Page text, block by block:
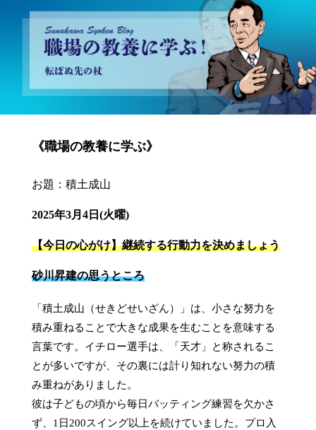
砂川昇建会長ブログ 職場の教養に学ぶ！～転ばぬ先の杖～
《職場の教養に学ぶ》
お題：積土成山
2025年3月4日(火曜)
【今日の心がけ】継続する行動力を決めましょう
砂川昇建の思うところ
「積土成山（せきどせいざん）」は、小さな努力を
積み重ねることで大きな成果を生むことを意味する
言葉です。イチロー選手は、「天才」と称されるこ
とが多いですが、その裏には計り知れない努力の積
み重ねがありました。
彼は子どもの頃から毎日バッティング練習を欠かさ
ず、1日200スイング以上を続けていました。プロ入